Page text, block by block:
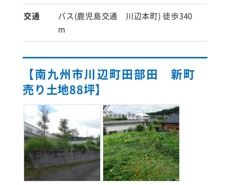
交通
バス(鹿児島交通 川辺本町) 徒歩340
m
【南九州市川辺町田部田 新町
売り土地88坪】